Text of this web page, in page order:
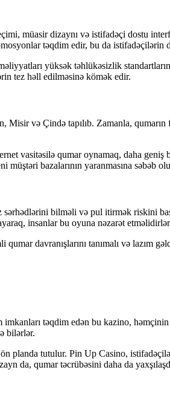
müasir dizaynı və istifadəçi dostu
təqdim edir, bu da istifadəçilərin
yüksək təhlükəsizlik
tez həll edilməsinə kömək edir.
və Çində tapılıb. Zamanla,
vasitəsilə qumar oynamaq, daha geniş
müştəri bazalarının yaranmasına səbəb
bilməli və pul itirmək riskini
insanlar bu oyuna nəzarət
davranışlarını tanımalı və lazım
təqdim edən bu kazino,
bilərlər.
tutulur. Pin Up Casino,
da, qumar təcrübəsini daha da